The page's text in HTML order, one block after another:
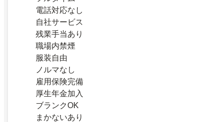
電話対応なし
自社サービス
残業手当あり
職場内禁煙
服装自由
ノルマなし
雇用保険完備
厚生年金加入
ブランクOK
まかないあり